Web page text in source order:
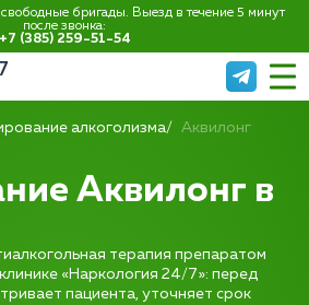
бригады. Выезд в течение 5 минут
после звонка:
+7 (385) 259-51-54
алкоголизма Аквилонг
Аквилонг в
терапия препаратом
«Наркология 24/7»: перед
пациента, уточняет срок